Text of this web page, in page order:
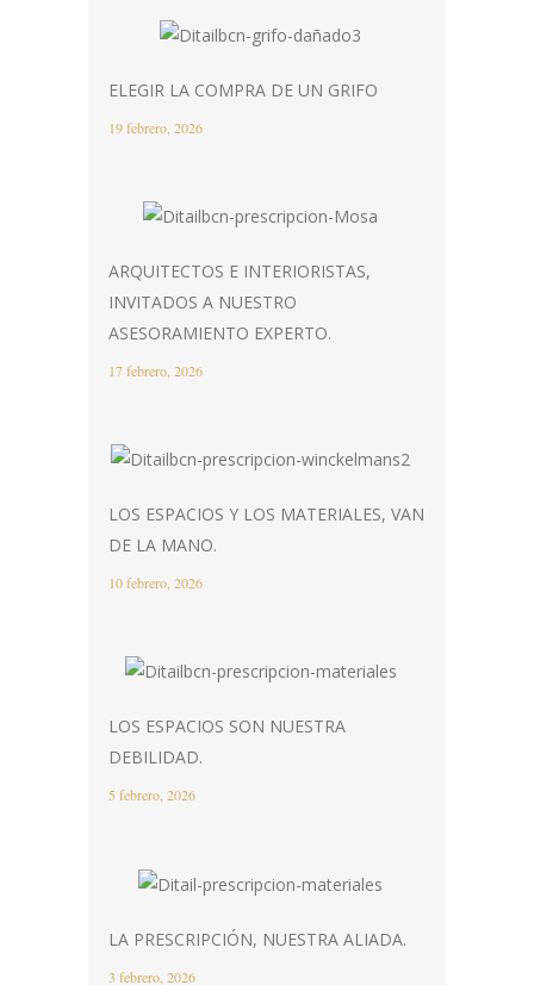
ELEGIR LA COMPRA DE UN GRIFO
19 febrero, 2026
ARQUITECTOS E INTERIORISTAS,
INVITADOS A NUESTRO
ASESORAMIENTO EXPERTO.
17 febrero, 2026
LOS ESPACIOS Y LOS MATERIALES, VAN
DE LA MANO.
10 febrero, 2026
LOS ESPACIOS SON NUESTRA
DEBILIDAD.
5 febrero, 2026
LA PRESCRIPCIÓN, NUESTRA ALIADA.
3 febrero, 2026